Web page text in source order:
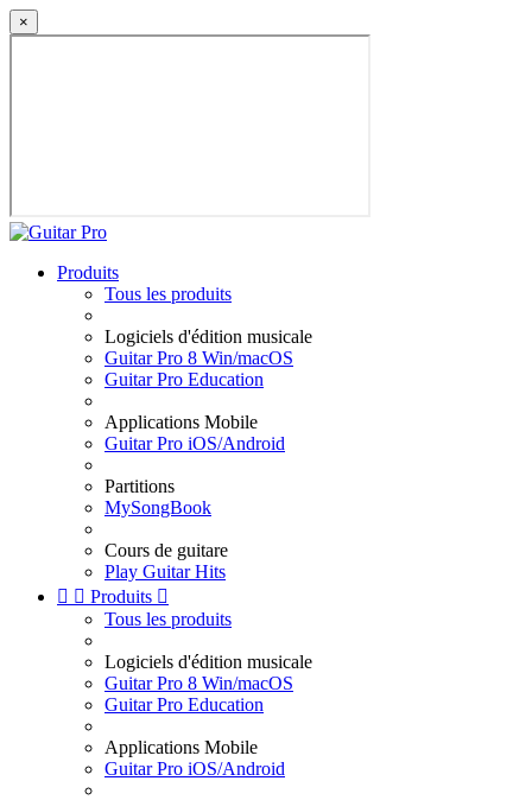
×
Produits
Tous les produits
Logiciels d'édition musicale
Guitar Pro 8 Win/macOS
Guitar Pro Education
Applications Mobile
Guitar Pro iOS/Android
Partitions
MySongBook
Cours de guitare
Play Guitar Hits
  Produits 
Tous les produits
Logiciels d'édition musicale
Guitar Pro 8 Win/macOS
Guitar Pro Education
Applications Mobile
Guitar Pro iOS/Android